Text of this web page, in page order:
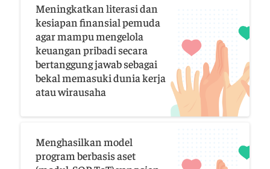
Meningkatkan literasi dan
kesiapan finansial pemuda
agar mampu mengelola
keuangan pribadi secara
bertanggung jawab sebagai
bekal memasuki dunia kerja
atau wirausaha
Menghasilkan model
program berbasis aset